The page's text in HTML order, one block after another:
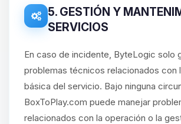
5. GESTIÓN Y
SERVICIOS
En caso de incidente, ByteLogic solo
problemas técnicos relacionados con
básica del servicio. Bajo ninguna
BoxToPlay.com puede manejar
relacionados con la operación o la